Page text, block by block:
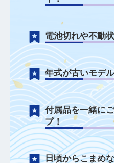
セイ
ベルトのみや
中！